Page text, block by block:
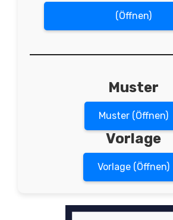
(Öffnen)
Muster
Muster (Öffnen)
Vorlage
Vorlage (Öffnen)